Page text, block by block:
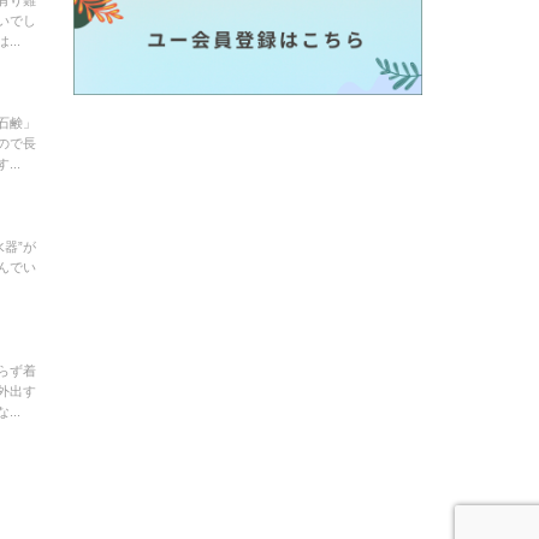
でし
...
鹸」
で長
...
器”が
でい
ず着
出す
...